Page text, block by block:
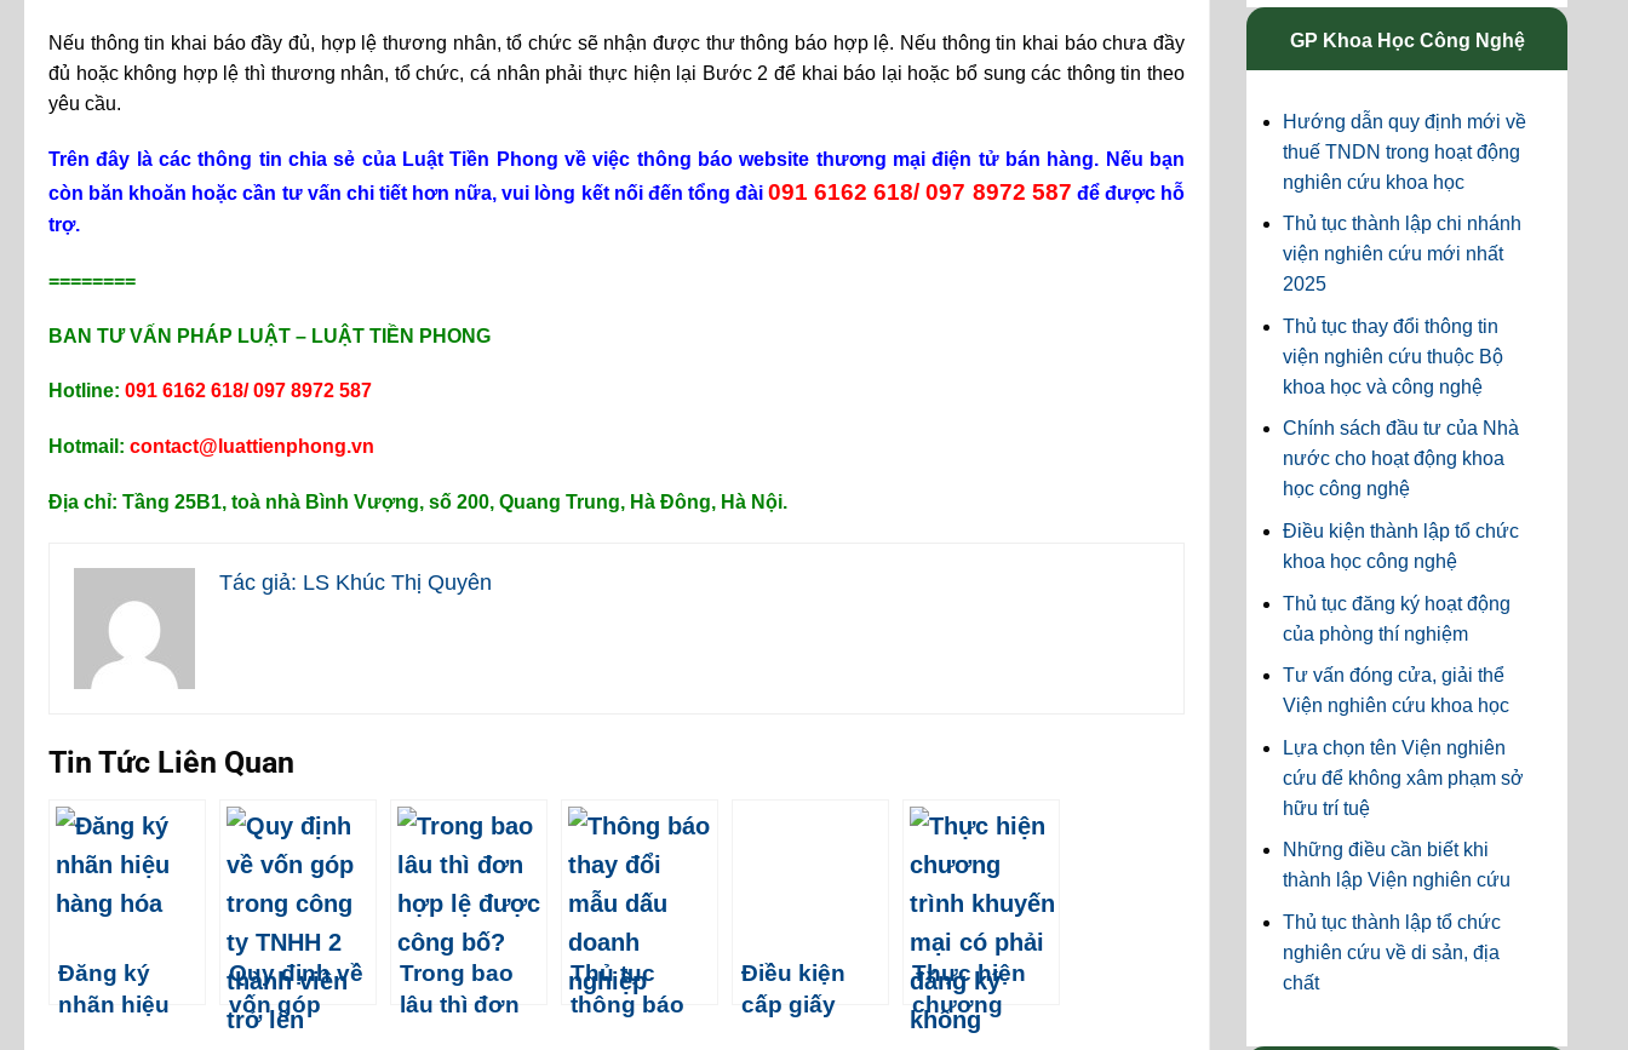
Nếu thông tin khai báo đầy đủ, hợp lệ thương nhân, tổ chức sẽ nhận được thư thông báo hợp lệ. Nếu thông tin khai báo chưa đầy
đủ hoặc không hợp lệ thì thương nhân, tổ chức, cá nhân phải thực hiện lại Bước 2 để khai báo lại hoặc bổ sung các thông tin theo
yêu cầu.
Trên đây là các thông tin chia sẻ của Luật Tiền Phong về việc thông báo website thương mại điện tử bán hàng. Nếu bạn
còn băn khoăn hoặc cần tư vấn chi tiết hơn nữa, vui lòng kết nối đến tổng đài091 6162 618/ 097 8972 587 để được hỗ
trợ.
========
BAN TƯ VẤN PHÁP LUẬT – LUẬT TIỀN PHONG
Hotline: 091 6162 618/ 097 8972 587
Hotmail: contact@luattienphong.vn
Địa chỉ: Tầng 25B1, toà nhà Bình Vượng, số 200, Quang Trung, Hà Đông, Hà Nội.
Tác giả: LS Khúc Thị Quyên
Tin Tức Liên Quan
Đăng ký
nhãn hiệu
Quy định về
vốn góp
trong công
Trong bao
lâu thì đơn
Thủ tục
thông báo
Điều kiện
cấp giấy
Thực hiện
chương
trình khuyến
GP Khoa Học Công Nghệ
Hướng dẫn quy định mới về
thuế TNDN trong hoạt động
nghiên cứu khoa học
Thủ tục thành lập chi nhánh
viện nghiên cứu mới nhất
2025
Thủ tục thay đổi thông tin
viện nghiên cứu thuộc Bộ
khoa học và công nghệ
Chính sách đầu tư của Nhà
nước cho hoạt động khoa
học công nghệ
Điều kiện thành lập tổ chức
khoa học công nghệ
Thủ tục đăng ký hoạt động
của phòng thí nghiệm
Tư vấn đóng cửa, giải thể
Viện nghiên cứu khoa học
Lựa chọn tên Viện nghiên
cứu để không xâm phạm sở
hữu trí tuệ
Những điều cần biết khi
thành lập Viện nghiên cứu
Thủ tục thành lập tổ chức
nghiên cứu về di sản, địa
chất